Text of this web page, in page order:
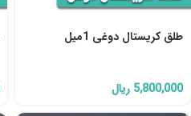
طلق کریستال دوغی 1میل
5,800,000 ریال